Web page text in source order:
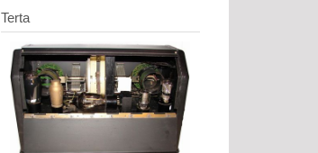
Terta